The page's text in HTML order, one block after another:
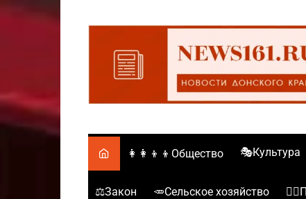
Перейти
👩‍👩‍👦‍👦Общество 🎭Культура
⚖️Закон 🥕Сельское хозяйство